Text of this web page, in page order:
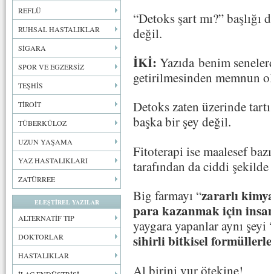
REFLÜ
RUHSAL HASTALIKLAR
SİGARA
SPOR VE EGZERSİZ
TEŞHİS
TİROİT
TÜBERKÜLOZ
UZUN YAŞAMA
YAZ HASTALIKLARI
ZATÜRREE
ELEŞTİREL YAZILAR
ALTERNATİF TIP
DOKTORLAR
HASTALIKLAR
“Detoks şart mı?” başlığı
değil.
İKİ: Yazıda benim
getirilmesinden memnun
Detoks zaten üzerinde
başka bir şey değil.
Fitoterapi ise maalesef
tarafından da ciddi
Big farmayı “zararlı
para kazanmak için
yaygara yapanlar aynı şeyi
sihirli bitkisel formüllerle
Al birini vur ötekine!